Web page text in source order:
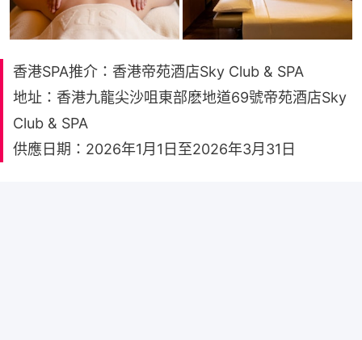
香港SPA推介：香港帝苑酒店Sky Club & SPA
地址：香港九龍尖沙咀東部麽地道69號帝苑酒店Sky
Club & SPA
供應日期：2026年1月1日至2026年3月31日